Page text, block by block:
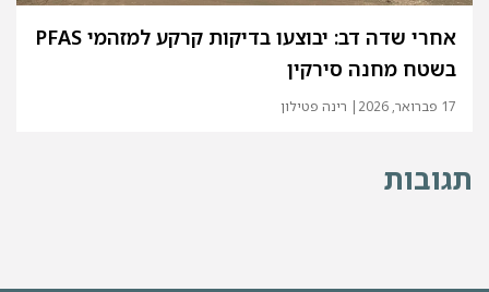
אחרי שדה דב: יבוצעו בדיקות קרקע למזהמי PFAS
בשטח מחנה סירקין
17 פברואר, 2026 | רינה פטילון
תגובות